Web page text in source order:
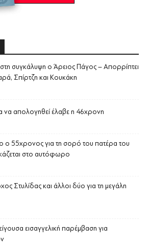
στη συγκάλυψη ο Άρειος Πάγος – Απορρίπτει
Σπίρτζη και Κουκάκη
να απολογηθεί έλαβε η 46χρονη
ο 55χρονος για τη σορό του πατέρα του
στο αυτόφωρο
Στυλίδας και άλλοι δύο για τη μεγάλη
εισαγγελική παρέμβαση για